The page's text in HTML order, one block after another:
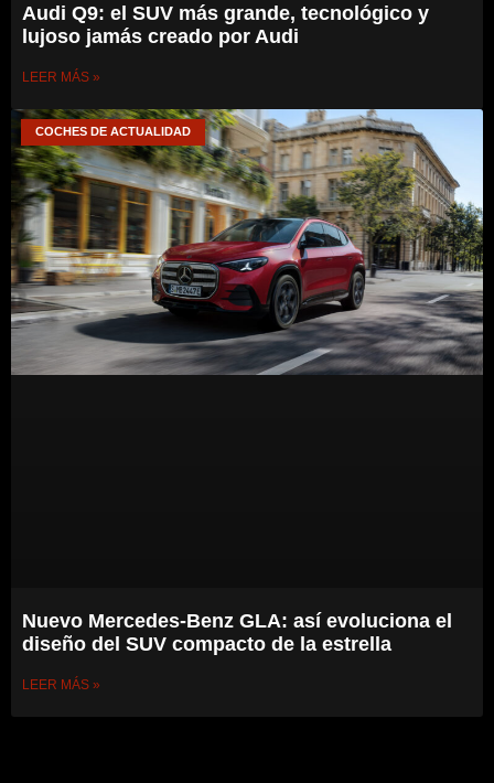
Audi Q9: el SUV más grande, tecnológico y
lujoso jamás creado por Audi
LEER MÁS »
COCHES DE ACTUALIDAD
Nuevo Mercedes-Benz GLA: así evoluciona el
diseño del SUV compacto de la estrella
LEER MÁS »